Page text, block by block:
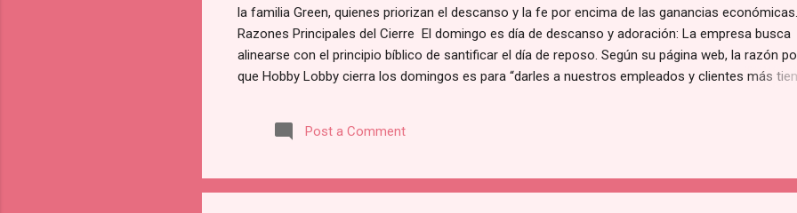
la familia Green, quienes priorizan el descanso y la fe por encima de las ganancias económicas.
Razones Principales del Cierre El domingo es día de descanso y adoración: La empresa busca
alinearse con el principio bíblico de santificar el día de reposo. Según su página web, la razón
que Hobby Lobby cierra los domingos es para “darles a nuestros empleados y clientes más
de Hobby Lobby. Prioridad Sobre las Ganancias: La directiva reconoce que esta medida
una pérdida financiera sustancial al no operar en un día de altas ventas. Sin embargo, sostienen
empresa: Esta política no es nueva; se ha mantenido intacta a nivel nacional desde que se
Post a Comment